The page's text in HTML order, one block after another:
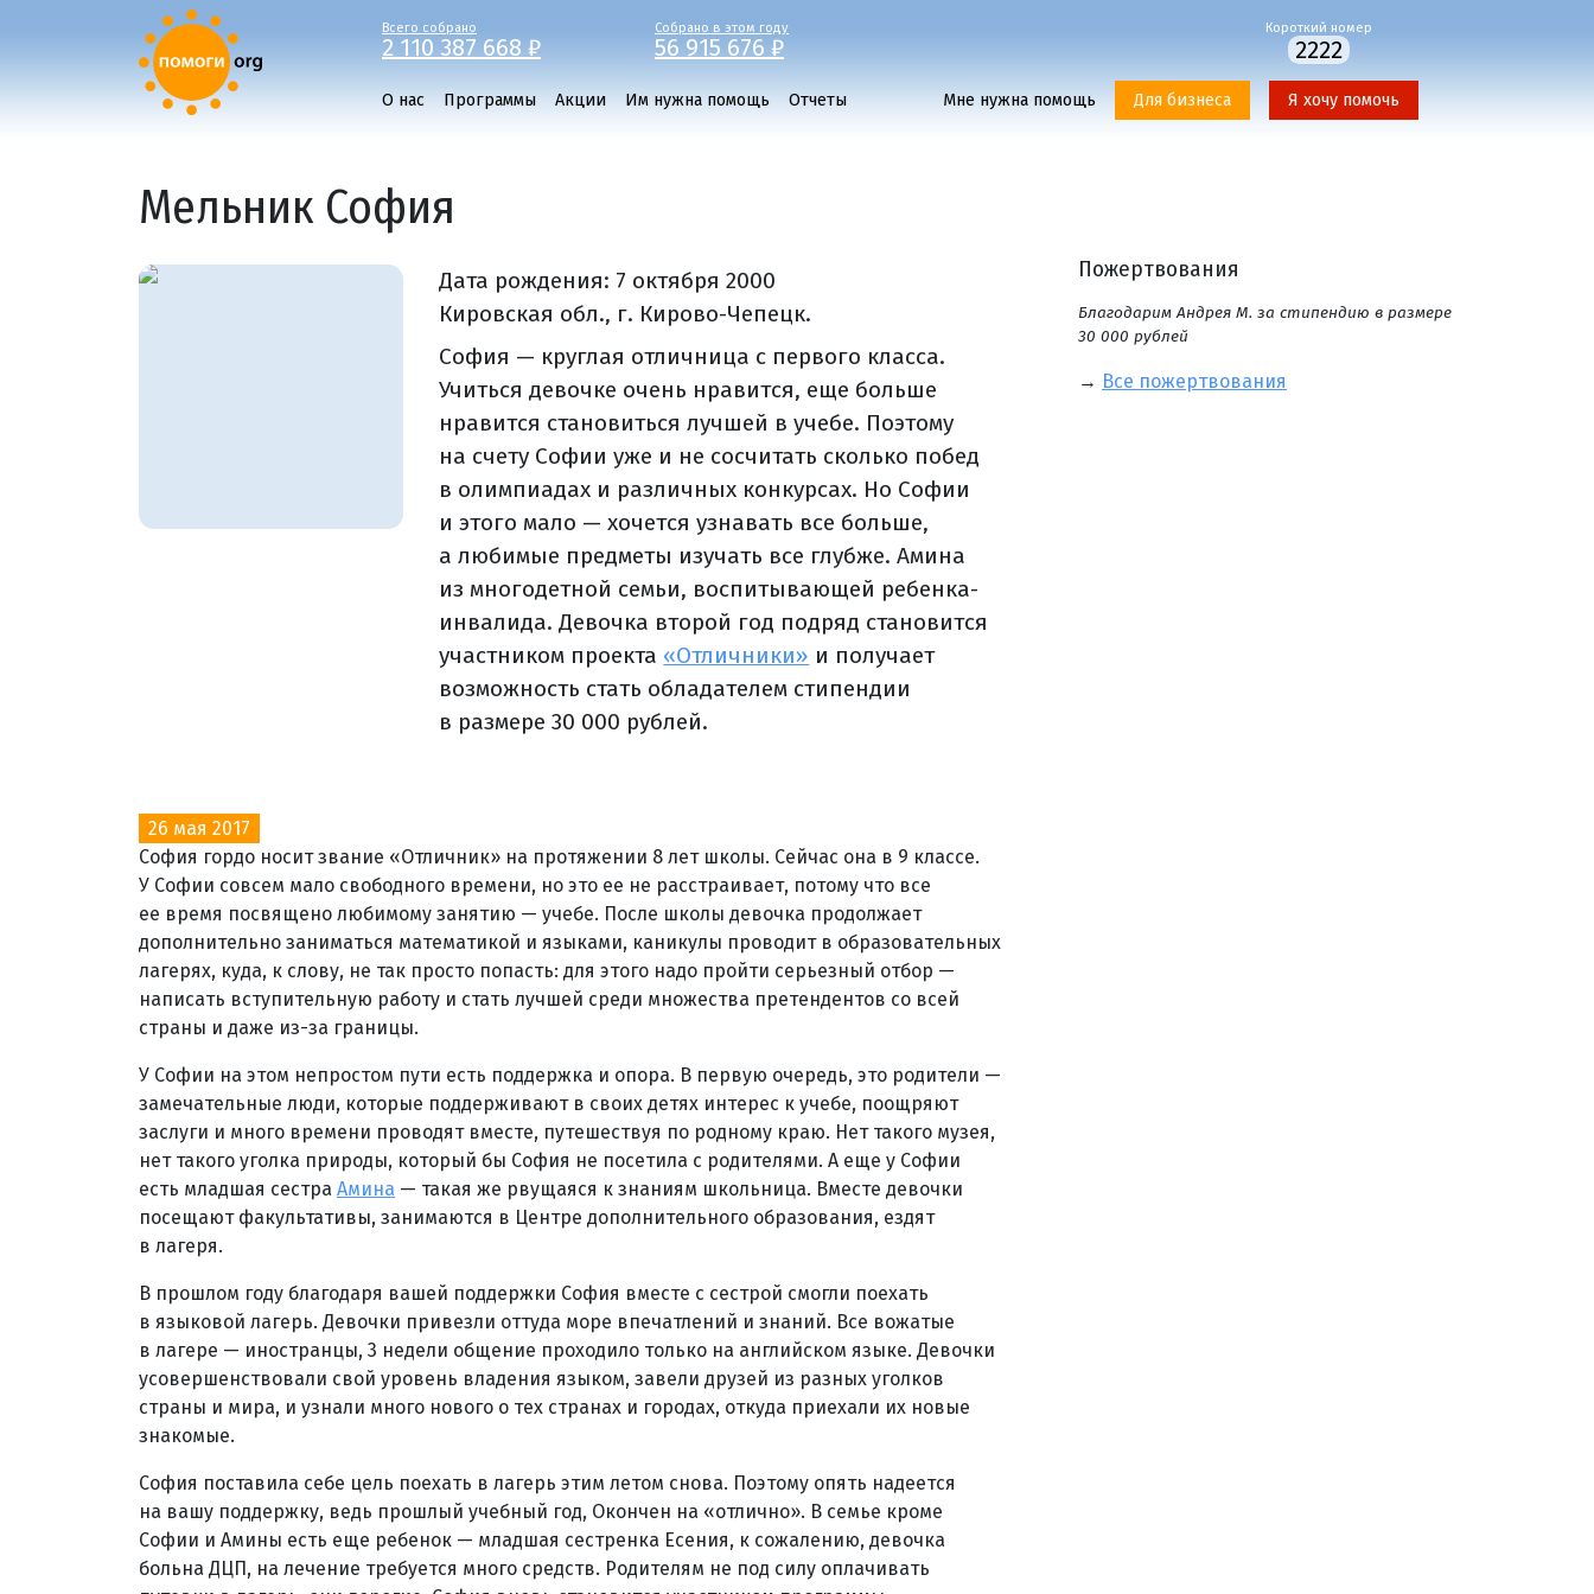
Всего собрано
2 110 387 668 ₽
Собрано в этом году
56 915 676 ₽
Короткий номер
2222
О нас Программы Акции Им нужна помощь Отчеты Мне нужна помощь Для бизнеса Я хочу помочь
Мельник София
Дата рождения: 7 октября 2000
Кировская обл., г. Кирово-Чепецк.
София — круглая отличница с первого класса.
Учиться девочке очень нравится, еще больше
нравится становиться лучшей в учебе. Поэтому
на счету Софии уже и не сосчитать сколько побед
в олимпиадах и различных конкурсах. Но Софии
и этого мало — хочется узнавать все больше,
а любимые предметы изучать все глубже. Амина
из многодетной семьи, воспитывающей ребенка-
инвалида. Девочка второй год подряд становится
участником проекта «Отличники» и получает
возможность стать обладателем стипендии
в размере 30 000 рублей.
26 мая 2017
София гордо носит звание «Отличник» на протяжении 8 лет школы. Сейчас она в 9 классе.
У Софии совсем мало свободного времени, но это ее не расстраивает, потому что все
ее время посвящено любимому занятию — учебе. После школы девочка продолжает
дополнительно заниматься математикой и языками, каникулы проводит в образовательных
лагерях, куда, к слову, не так просто попасть: для этого надо пройти серьезный отбор —
написать вступительную работу и стать лучшей среди множества претендентов со всей
страны и даже из-за границы.
У Софии на этом непростом пути есть поддержка и опора. В первую очередь, это родители —
замечательные люди, которые поддерживают в своих детях интерес к учебе, поощряют
заслуги и много времени проводят вместе, путешествуя по родному краю. Нет такого музея,
нет такого уголка природы, который бы София не посетила с родителями. А еще у Софии
есть младшая сестра Амина — такая же рвущаяся к знаниям школьница. Вместе девочки
посещают факультативы, занимаются в Центре дополнительного образования, ездят
в лагеря.
В прошлом году благодаря вашей поддержки София вместе с сестрой смогли поехать
в языковой лагерь. Девочки привезли оттуда море впечатлений и знаний. Все вожатые
в лагере — иностранцы, 3 недели общение проходило только на английском языке. Девочки
усовершенствовали свой уровень владения языком, завели друзей из разных уголков
страны и мира, и узнали много нового о тех странах и городах, откуда приехали их новые
знакомые.
София поставила себе цель поехать в лагерь этим летом снова. Поэтому опять надеется
на вашу поддержку, ведь прошлый учебный год, Окончен на «отлично». В семье кроме
Софии и Амины есть еще ребенок — младшая сестренка Есения, к сожалению, девочка
больна ДЦП, на лечение требуется много средств. Родителям не под силу оплачивать
Пожертвования
Благодарим Андрея М. за стипендию в размере
30 000 рублей
→ Все пожертвования